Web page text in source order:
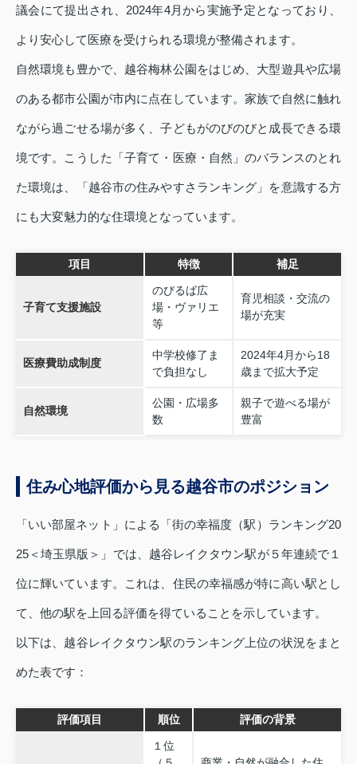
議会にて提出され、2024年4月から実施予定となっており、
より安心して医療を受けられる環境が整備されます。
自然環境も豊かで、越谷梅林公園をはじめ、大型遊具や広場
のある都市公園が市内に点在しています。家族で自然に触れ
ながら過ごせる場が多く、子どもがのびのびと成長できる環
境です。こうした「子育て・医療・自然」のバランスのとれ
た環境は、「越谷市の住みやすさランキング」を意識する方
にも大変魅力的な住環境となっています。
項目 特徴 補足
子育て支援施設
のびるば広
場・ヴァリエ
等
育児相談・交流の
場が充実
医療費助成制度
中学校修了ま
で負担なし
2024年4月から18
歳まで拡大予定
自然環境
公園・広場多
数
親子で遊べる場が
豊富
住み心地評価から見る越谷市のポジション
「いい部屋ネット」による「街の幸福度（駅）ランキング20
25＜埼玉県版＞」では、越谷レイクタウン駅が５年連続で１
位に輝いています。これは、住民の幸福感が特に高い駅とし
て、他の駅を上回る評価を得ていることを示しています。
以下は、越谷レイクタウン駅のランキング上位の状況をまと
めた表です：
評価項目 順位 評価の背景
１位